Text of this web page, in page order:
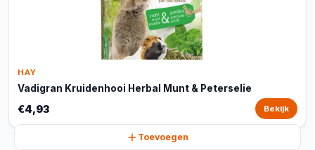
HAY
Vadigran Kruidenhooi Herbal Munt & Peterselie
€4,93 Bekijk
Toevoegen